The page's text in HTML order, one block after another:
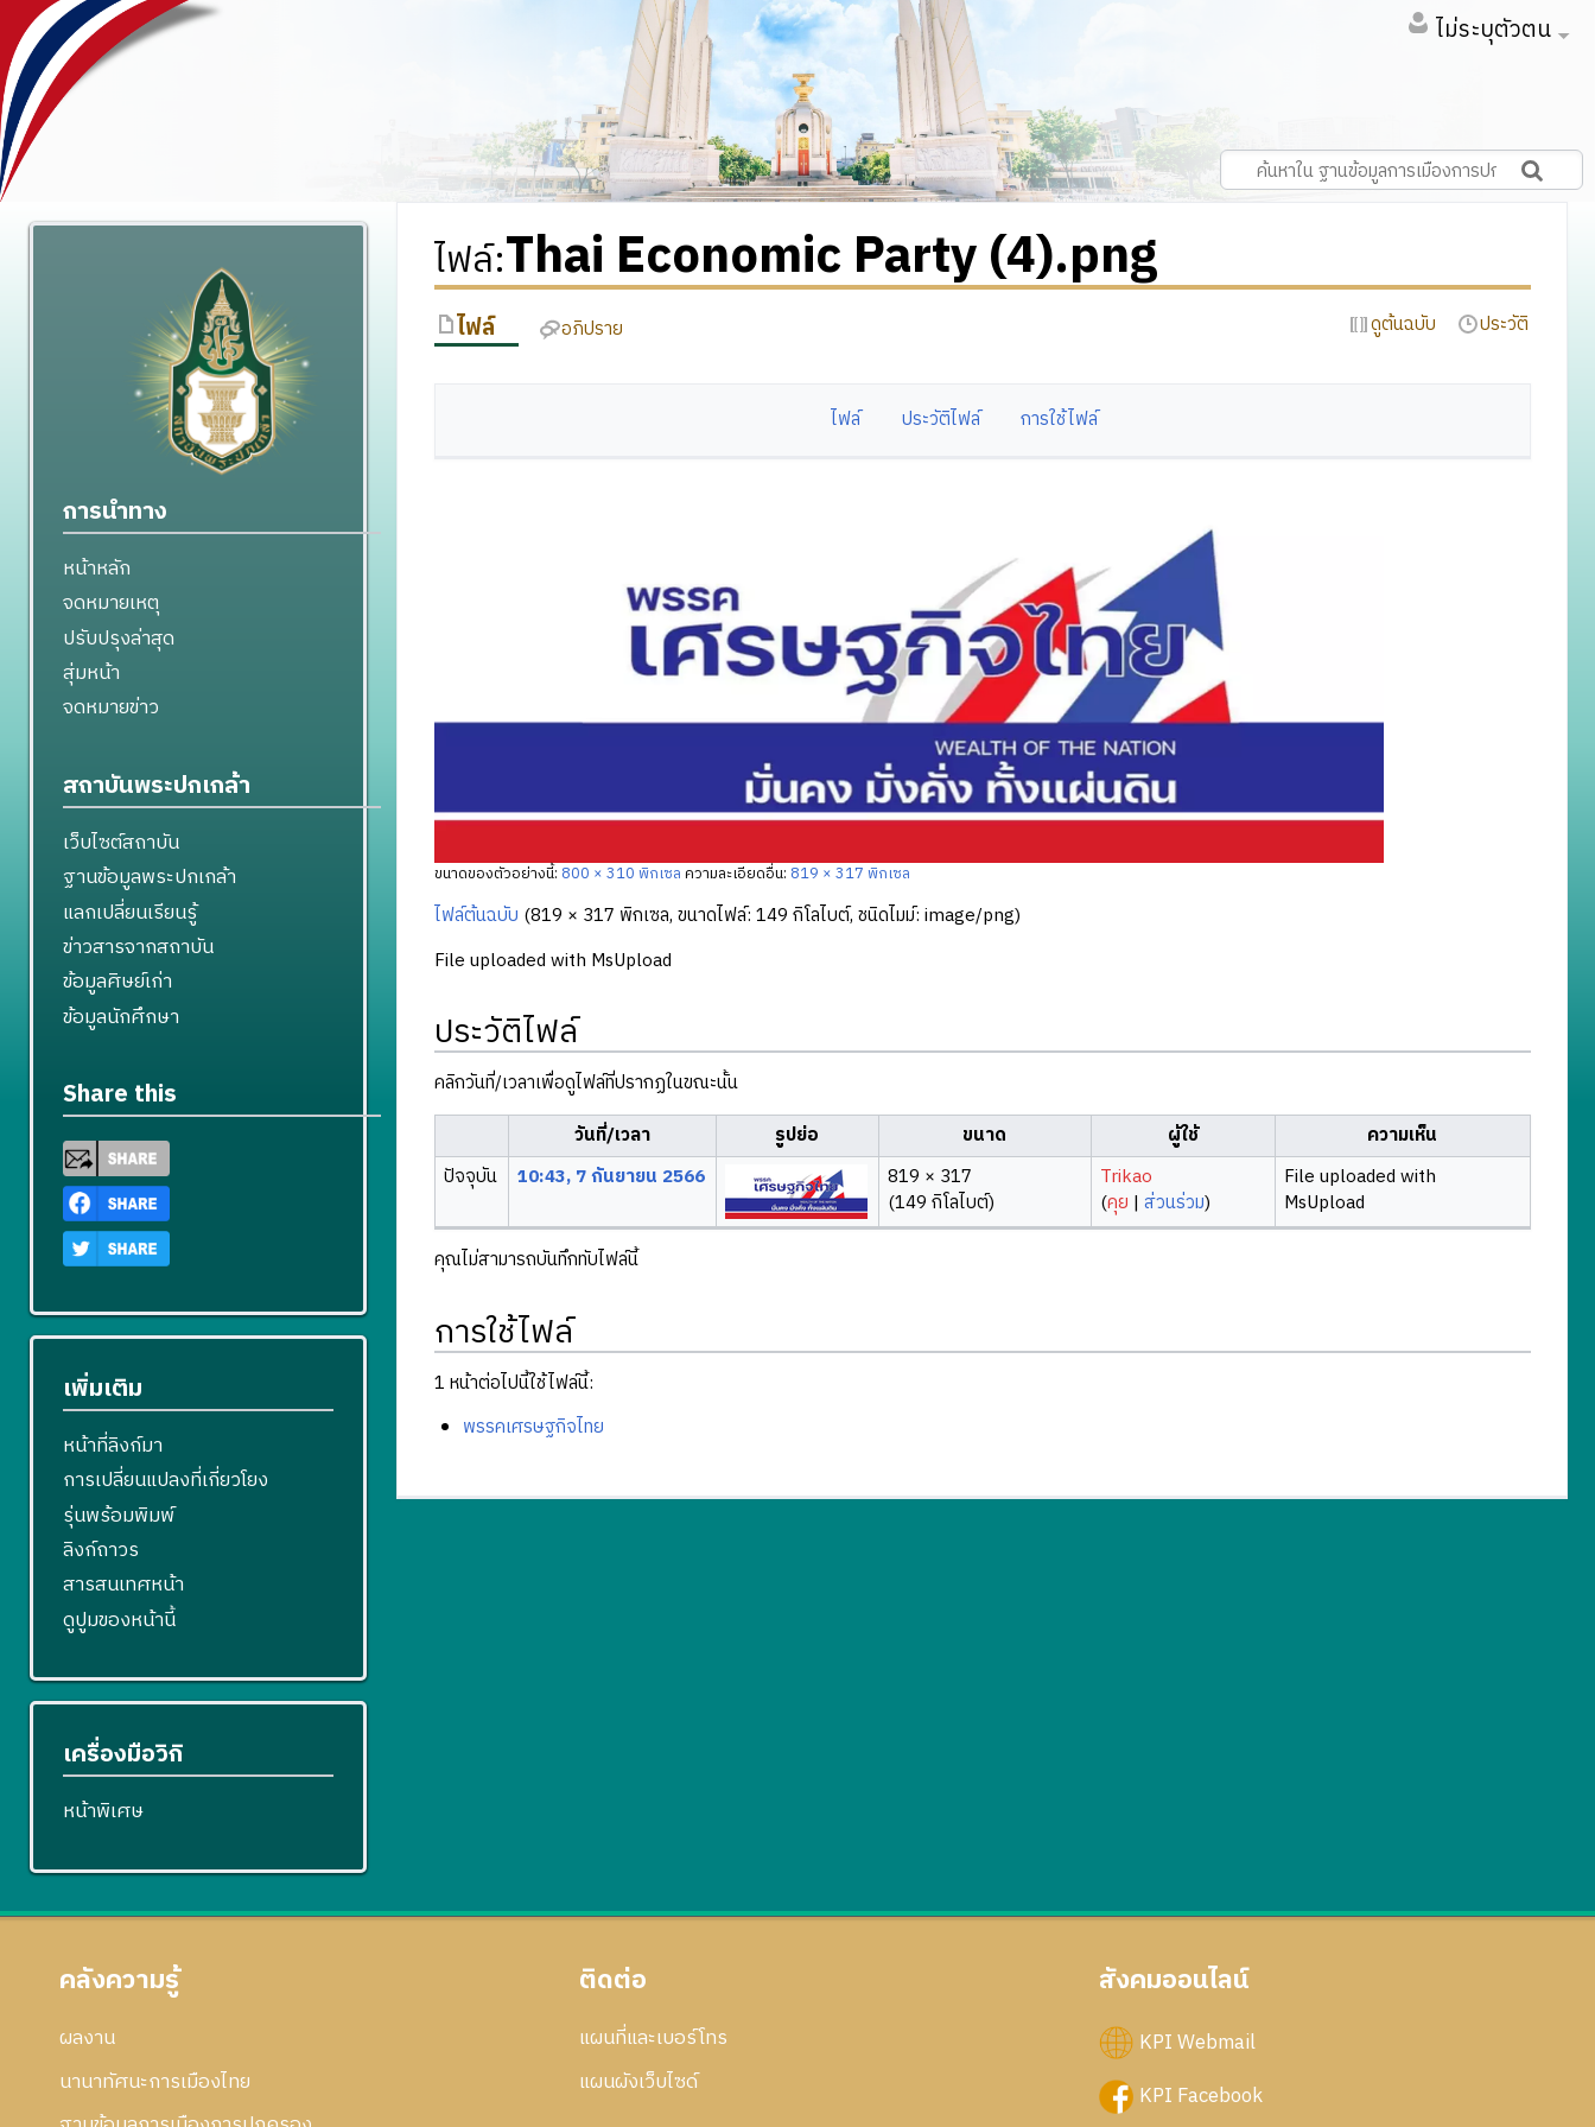
ไม่ระบุตัวตน
ไฟล์:Thai Economic Party (4).png
ไฟล์ อภิปราย ดูต้นฉบับ ประวัติ
ไฟล์ ประวัติไฟล์ การใช้ไฟล์
ขนาดของตัวอย่างนี้: 800 × 310 พิกเซลความละเอียดอื่น: 819 × 317 พิกเซล
ไฟล์ต้นฉบับ (819 × 317 พิกเซล, ขนาดไฟล์: 149 กิโลไบต์, ชนิดไมม์: image/png)
File uploaded with MsUpload
ประวัติไฟล์
คลิกวันที่/เวลาเพื่อดูไฟล์ที่ปรากฏในขณะนั้น
วันที่/เวลา
รูปย่อ ขนาด ผู้ใช้
ความเห็น
ปัจจุบัน
10:43, 7 กันยายน 2566
819 × 317
(149 กิโลไบต์)
Trikao
(คุย |ส่วนร่วม)
File uploaded with
MsUpload
คุณไม่สามารถบันทึกทับไฟล์นี้
การใช้ไฟล์
1 หน้าต่อไปนี้ใช้ไฟล์นี้:
พรรคเศรษฐกิจไทย
การนำทาง
หน้าหลัก
จดหมายเหตุ
ปรับปรุงล่าสุด
สุ่มหน้า
จดหมายข่าว
สถาบันพระปกเกล้า
เว็บไซต์สถาบัน
ฐานข้อมูลพระปกเกล้า
แลกเปลี่ยนเรียนรู้
ข่าวสารจากสถาบัน
ข้อมูลศิษย์เก่า
ข้อมูลนักศึกษา
Share this
เพิ่มเติม
หน้าที่ลิงก์มา
การเปลี่ยนแปลงที่เกี่ยวโยง
รุ่นพร้อมพิมพ์
ลิงก์ถาวร
สารสนเทศหน้า
ดูปูมของหน้านี้
เครื่องมือวิกิ
หน้าพิเศษ
คลังความรู้
ผลงาน
นานาทัศนะการเมืองไทย
ติดต่อ
แผนที่และเบอร์โทร
แผนผังเว็บไซด์
สังคมออนไลน์
KPI Webmail
KPI Facebook